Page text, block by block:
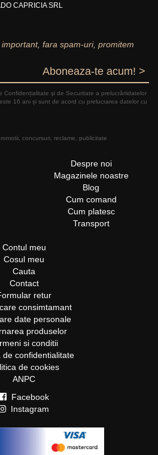
CAPRICIA SRL
fara spam-uri, promitem
Aboneaza-te acum! >
Confidențialitate şi de Securitate a prelucrăriidatelor
16 ani și sunt de acord cu prelucrarea datelor cu
concursuri, reclame, publicitate
Despre noi
Magazinele noastre
Blog
Cum comand
Cum platesc
Transport
Contul meu
Cosul meu
Cauta
Contact
retur
consimtamant
date personale
produselor
si conditii
de confidentialitate
de cookies
ANPC
Facebook
Instagram